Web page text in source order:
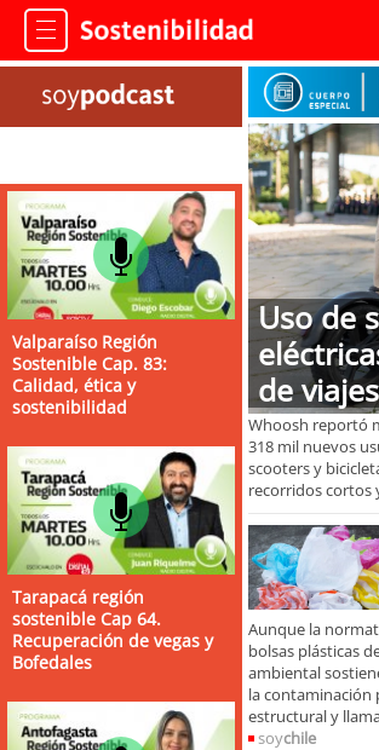
Valparaíso Región
Sostenible Cap. 83:
Calidad, ética y
sostenibilidad
Tarapacá región
sostenible Cap 64.
Recuperación de vegas y
Bofedales
Uso de
de
Whoosh reportó
318 mil nuevos
scooters y
recorridos cortos
Aunque la
bolsas plásticas
ambiental
la contaminación
estructural y
soychile